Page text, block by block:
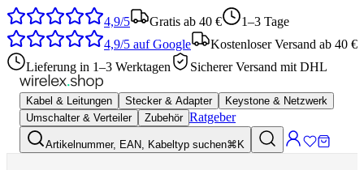
4,9/5 Gratis ab 40 €
1–3 Tage
4,9/5 auf Google
Kostenloser Versand ab 40 €
Lieferung in 1–3 Werktagen
Sicherer Versand mit DHL
Kabel & Leitungen Stecker & Adapter
Keystone & Netzwerk
Umschalter & Verteiler
Zubehör Ratgeber
Artikelnummer, EAN, Kabeltyp suchen⌘K